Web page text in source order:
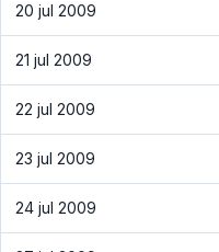
20 jul 2009
21 jul 2009
22 jul 2009
23 jul 2009
24 jul 2009